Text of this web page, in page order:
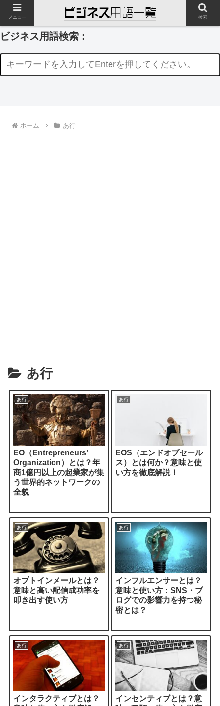
ビジネス用語検索：
ホーム あ行
あ行
あ行
EO（Entrepreneurs’
Organization）とは？年
商1億円以上の起業家が集
う世界的ネットワークの
全貌
あ行
EOS（エンドオブセール
ス）とは何か？意味と使
い方を徹底解説！
あ行
オプトインメールとは？
意味と高い配信成功率を
叩き出す使い方
あ行
インフルエンサーとは？
意味と使い方：SNS・ブ
ログでの影響力を持つ秘
密とは？
あ行
インタラクティブとは？
あ行
インセンティブとは？意
メニュー 検索